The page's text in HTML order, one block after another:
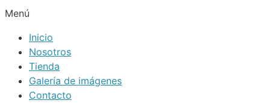
Menú
Inicio
Nosotros
Tienda
Galería de imágenes
Contacto